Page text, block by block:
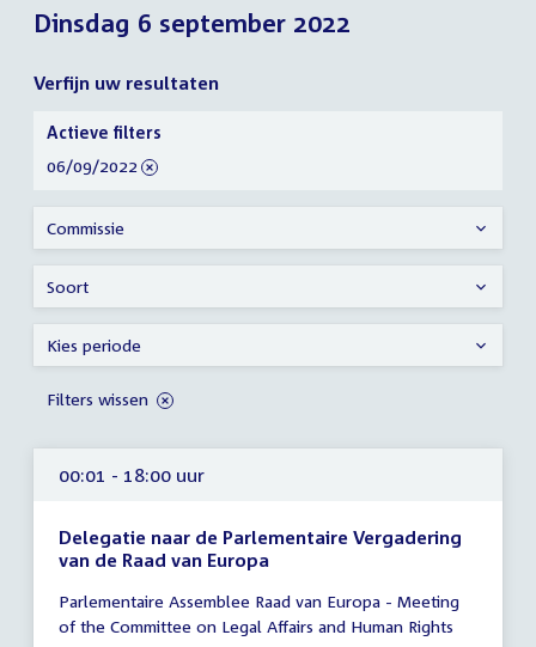
Dinsdag 6 september 2022
Verfijn uw resultaten
00:01 - 18:00 uur
Delegatie naar de Parlementaire Vergadering
van de Raad van Europa
vergadering
00:01
Parlementaire Assemblee Raad van Europa - Meeting
of the Committee on Legal Affairs and Human Rights
Verfijn
uw
resultaten
Actieve filters
verwijder
06/09/2022
Commissie
Soort
Kies periode
Filters wissen